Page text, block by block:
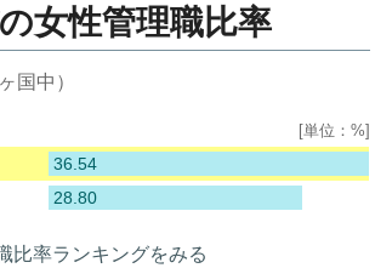
女性管理職比率
国中）
[単位：%]
36.54
28.80
比率ランキングをみる